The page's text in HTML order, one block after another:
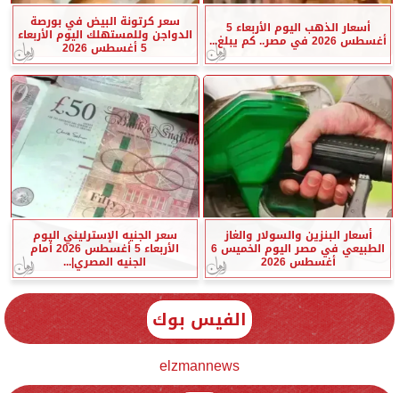
أسعار الذهب اليوم الأربعاء 5
أغسطس 2026 في مصر.. كم يبلغ...
سعر كرتونة البيض في بورصة
الدواجن وللمستهلك اليوم الأربعاء
5 أغسطس 2026
أسعار البنزين والسولار والغاز
الطبيعي في مصر اليوم الخميس 6
أغسطس 2026
سعر الجنيه الإسترليني اليوم
الأربعاء 5 أغسطس 2026 أمام
الجنيه المصري|...
الفيس بوك
elzmannews